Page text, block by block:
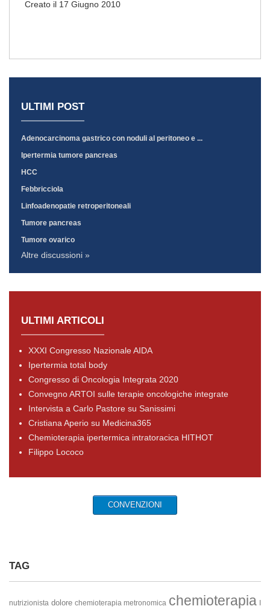
Creato il 17 Giugno 2010
ULTIMI POST
Adenocarcinoma gastrico con noduli al peritoneo e ...
Ipertermia tumore pancreas
HCC
Febbricciola
Linfoadenopatie retroperitoneali
Tumore pancreas
Tumore ovarico
Altre discussioni »
ULTIMI ARTICOLI
XXXI Congresso Nazionale AIDA
Ipertermia total body
Congresso di Oncologia Integrata 2020
Convegno ARTOI sulle terapie oncologiche integrate
Intervista a Carlo Pastore su Sanissimi
Cristiana Aperio su Medicina365
Chemioterapia ipertermica intratoracica HITHOT
Filippo Lococo
CONVENZIONI
TAG
nutrizionista dolore chemioterapia metronomica chemioterapia